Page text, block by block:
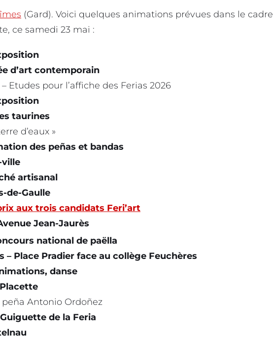
(Gard). Voici quelques animations prévues dans le cadre
ce samedi 23 mai :
d’art contemporain
– Etudes pour l’affiche des Ferias 2026
taurines
d’eaux »
des peñas et bandas
ville
artisanal
de-Gaulle
aux trois candidats Feri’art
Jean-Jaurès
national de paëlla
– Place Pradier face au collège Feuchères
danse
Antonio Ordoñez
de la Feria